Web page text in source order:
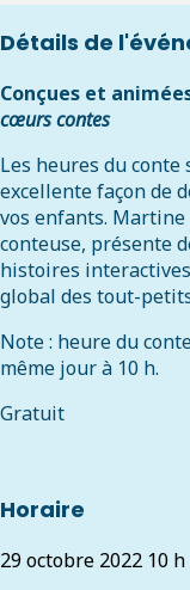
Détails de
Conçues et
cœurs contes
Les heures du
excellente façon de
vos enfants.
conteuse, présente
histoires
global des tout-
Note : heure du
même jour à 10 h.
Gratuit
Horaire
29 octobre 2022 10